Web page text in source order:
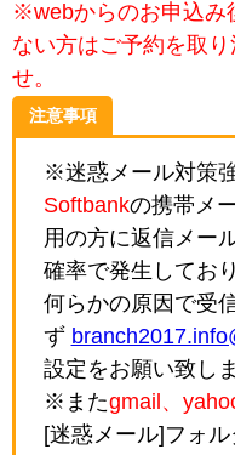
※webからのお申込み
ない方はご予約を取
せ。
注意事項
※迷惑メール対策
Softbankの携帯メー
用の方に返信メー
確率で発生してお
何らかの原因で受
ず
設定をお願い致しま
※またgmail、
[迷惑メール]フォ